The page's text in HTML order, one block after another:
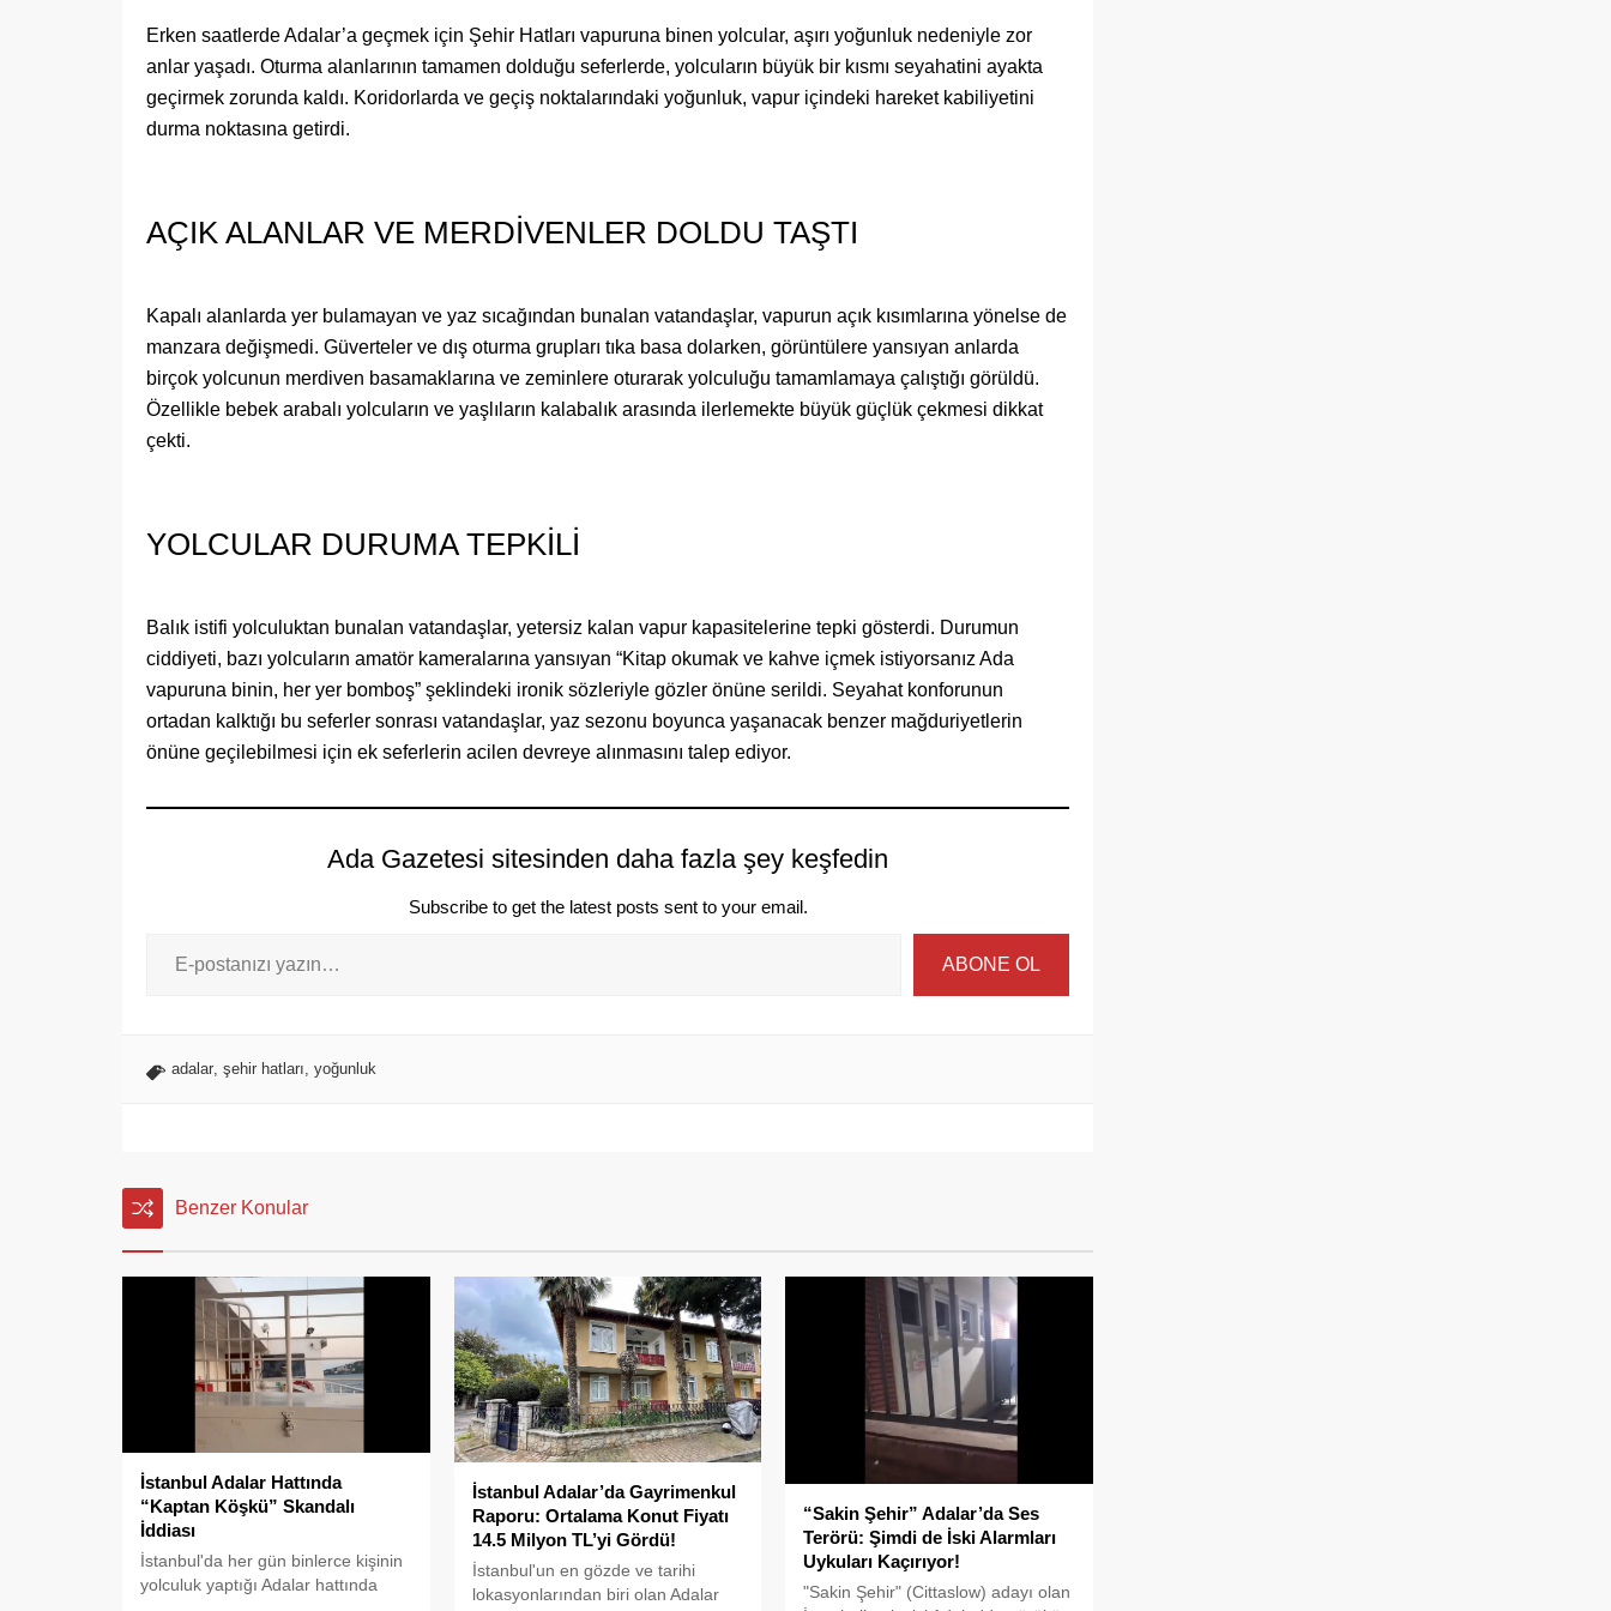
​Erken saatlerde Adalar’a geçmek için Şehir Hatları vapuruna binen yolcular, aşırı yoğunluk nedeniyle zor
anlar yaşadı. Oturma alanlarının tamamen dolduğu seferlerde, yolcuların büyük bir kısmı seyahatini ayakta
geçirmek zorunda kaldı. Koridorlarda ve geçiş noktalarındaki yoğunluk, vapur içindeki hareket kabiliyetini
durma noktasına getirdi.
​AÇIK ALANLAR VE MERDİVENLER DOLDU TAŞTI
​Kapalı alanlarda yer bulamayan ve yaz sıcağından bunalan vatandaşlar, vapurun açık kısımlarına yönelse de
manzara değişmedi. Güverteler ve dış oturma grupları tıka basa dolarken, görüntülere yansıyan anlarda
birçok yolcunun merdiven basamaklarına ve zeminlere oturarak yolculuğu tamamlamaya çalıştığı görüldü.
Özellikle bebek arabalı yolcuların ve yaşlıların kalabalık arasında ilerlemekte büyük güçlük çekmesi dikkat
çekti.
​YOLCULAR DURUMA TEPKİLİ
​Balık istifi yolculuktan bunalan vatandaşlar, yetersiz kalan vapur kapasitelerine tepki gösterdi. Durumun
ciddiyeti, bazı yolcuların amatör kameralarına yansıyan “Kitap okumak ve kahve içmek istiyorsanız Ada
vapuruna binin, her yer bomboş” şeklindeki ironik sözleriyle gözler önüne serildi. Seyahat konforunun
ortadan kalktığı bu seferler sonrası vatandaşlar, yaz sezonu boyunca yaşanacak benzer mağduriyetlerin
önüne geçilebilmesi için ek seferlerin acilen devreye alınmasını talep ediyor.
Ada Gazetesi sitesinden daha fazla şey keşfedin
Subscribe to get the latest posts sent to your email.
ABONE OL
adalar, şehir hatları, yoğunluk
Benzer Konular
İstanbul Adalar Hattında
“Kaptan Köşkü” Skandalı
İddiası
İstanbul'da her gün binlerce kişinin
yolculuk yaptığı Adalar hattında
İstanbul Adalar’da Gayrimenkul
Raporu: Ortalama Konut Fiyatı
14.5 Milyon TL’yi Gördü!
İstanbul'un en gözde ve tarihi
lokasyonlarından biri olan Adalar
“Sakin Şehir” Adalar’da Ses
Terörü: Şimdi de İski Alarmları
Uykuları Kaçırıyor!
"Sakin Şehir" (Cittaslow) adayı olan